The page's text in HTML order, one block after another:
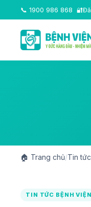
📞 1900 986 868 🔐
🏠 Trang chủ/Tin tức
TIN TỨC BỆNH VIỆN